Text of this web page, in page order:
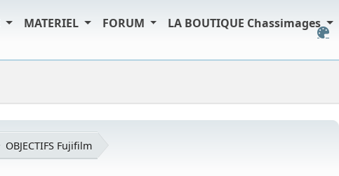
MATERIEL FORUM LA BOUTIQUE Chassimages
OBJECTIFS Fujifilm